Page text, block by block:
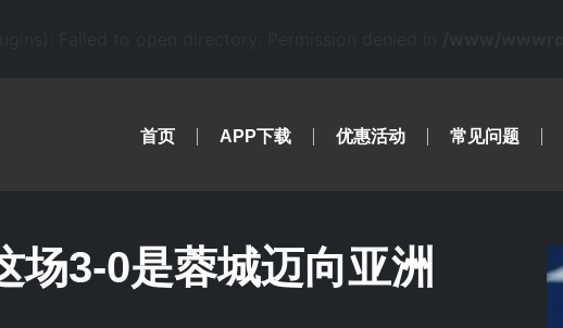
首页 APP下载 优惠活动 常见问题
场3-0是蓉城迈向亚洲